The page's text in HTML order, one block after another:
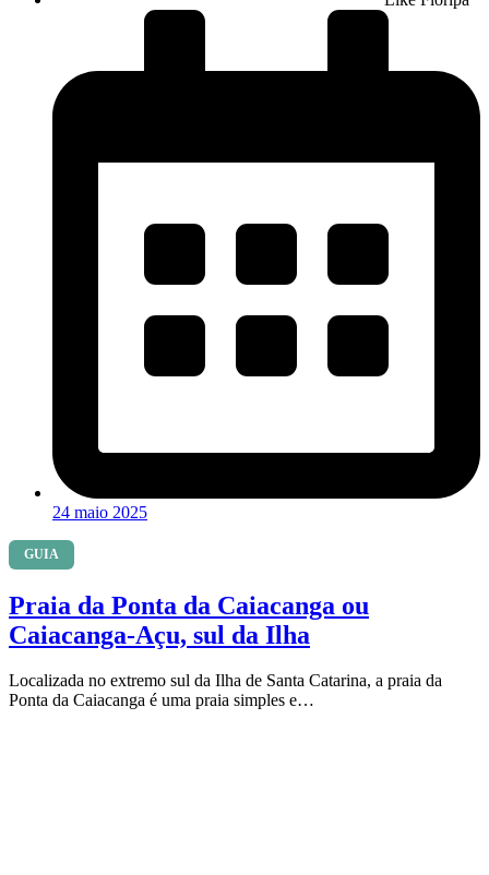
24 maio 2025
GUIA
Praia da Ponta da Caiacanga ou
Caiacanga-Açu, sul da Ilha
Localizada no extremo sul da Ilha de Santa Catarina, a praia da
Ponta da Caiacanga é uma praia simples e…